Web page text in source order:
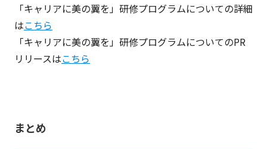
「キャリアに美の翼を」研修プログラムについての詳細
はこちら
「キャリアに美の翼を」研修プログラムについてのPR
リリースはこちら
まとめ